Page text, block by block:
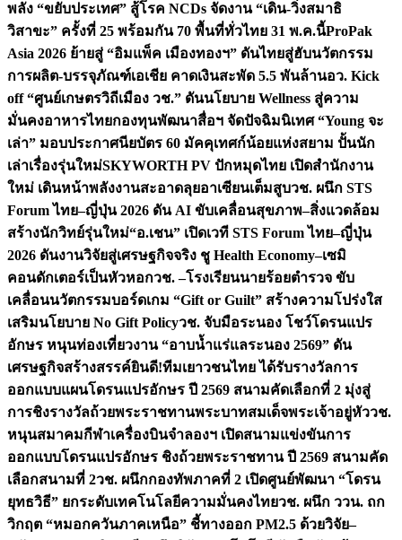
พลัง “ขยับประเทศ” สู้โรค NCDs จัดงาน “เดิน-วิ่งสมาธิ
วิสาขะ” ครั้งที่ 25 พร้อมกัน 70 พื้นที่ทั่วไทย 31 พ.ค.นี้ProPak
Asia 2026 ย้ายสู่ “อิมแพ็ค เมืองทองฯ” ดันไทยสู่ฮับนวัตกรรม
การผลิต-บรรจุภัณฑ์เอเชีย คาดเงินสะพัด 5.5 พันล้านอว. Kick
off “ศูนย์เกษตรวิถีเมือง วช.” ดันนโยบาย Wellness สู่ความ
มั่นคงอาหารไทยกองทุนพัฒนาสื่อฯ จัดปัจฉิมนิเทศ “Young จะ
เล่า” มอบประกาศนียบัตร 60 มัคคุเทศก์น้อยแห่งสยาม ปั้นนัก
เล่าเรื่องรุ่นใหม่SKYWORTH PV ปักหมุดไทย เปิดสำนักงาน
ใหม่ เดินหน้าพลังงานสะอาดลุยอาเซียนเต็มสูบวช. ผนึก STS
Forum ไทย–ญี่ปุ่น 2026 ดัน AI ขับเคลื่อนสุขภาพ–สิ่งแวดล้อม
สร้างนักวิทย์รุ่นใหม่“อ.เชน” เปิดเวที STS Forum ไทย–ญี่ปุ่น
2026 ดันงานวิจัยสู่เศรษฐกิจจริง ชู Health Economy–เซมิ
คอนดักเตอร์เป็นหัวหอกวช. –โรงเรียนนายร้อยตำรวจ ขับ
เคลื่อนนวัตกรรมบอร์ดเกม “Gift or Guilt” สร้างความโปร่งใส
เสริมนโยบาย No Gift Policyวช. จับมือระนอง โชว์โดรนแปร
อักษร หนุนท่องเที่ยวงาน “อาบน้ำแร่แลระนอง 2569” ดัน
เศรษฐกิจสร้างสรรค์ยินดี!ทีมเยาวชนไทย ได้รับรางวัลการ
ออกแบบแผนโดรนแปรอักษร ปี 2569 สนามคัดเลือกที่ 2 มุ่งสู่
การชิงรางวัลถ้วยพระราชทานพระบาทสมเด็จพระเจ้าอยู่หัววช.
หนุนสมาคมกีฬาเครื่องบินจำลองฯ เปิดสนามแข่งขันการ
ออกแบบโดรนแปรอักษร ชิงถ้วยพระราชทาน ปี 2569 สนามคัด
เลือกสนามที่ 2วช. ผนึกกองทัพภาคที่ 2 เปิดศูนย์พัฒนา “โดรน
ยุทธวิธี” ยกระดับเทคโนโลยีความมั่นคงไทยวช. ผนึก ววน. ถก
วิกฤต “หมอกควันภาคเหนือ” ชี้ทางออก PM2.5 ด้วยวิจัย–